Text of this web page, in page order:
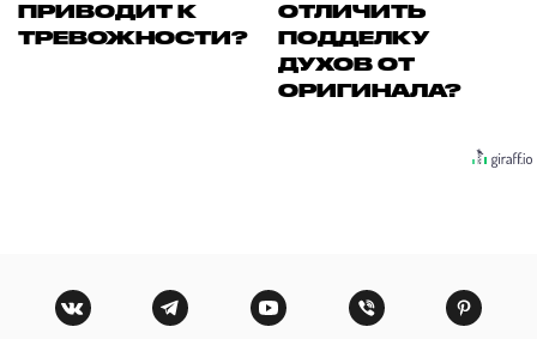
ПРИВОДИТ К
ТРЕВОЖНОСТИ?
ОТЛИЧИТЬ
ПОДДЕЛКУ
ДУХОВ ОТ
ОРИГИНАЛА?